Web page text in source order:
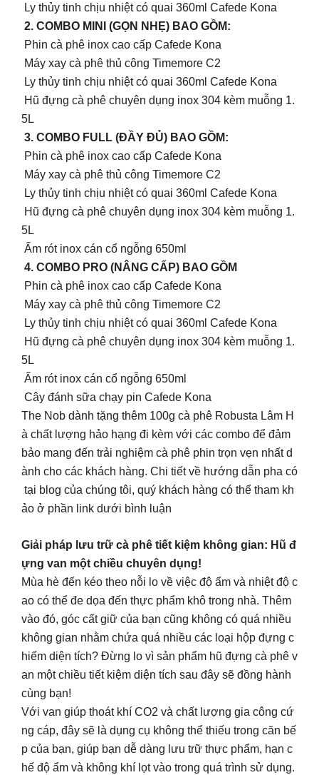
Ly thủy tinh chịu nhiệt có quai 360ml Cafede Kona
2. COMBO MINI (GỌN NHẸ) BAO GỒM:
Phin cà phê inox cao cấp Cafede Kona
Máy xay cà phê thủ công Timemore C2
Ly thủy tinh chịu nhiệt có quai 360ml Cafede Kona
Hũ đựng cà phê chuyên dụng inox 304 kèm muỗng 1.
5L
3. COMBO FULL (ĐẦY ĐỦ) BAO GỒM:
Phin cà phê inox cao cấp Cafede Kona
Máy xay cà phê thủ công Timemore C2
Ly thủy tinh chịu nhiệt có quai 360ml Cafede Kona
Hũ đựng cà phê chuyên dụng inox 304 kèm muỗng 1.
5L
Ấm rót inox cán cổ ngỗng 650ml
4. COMBO PRO (NÂNG CẤP) BAO GỒM
Phin cà phê inox cao cấp Cafede Kona
Máy xay cà phê thủ công Timemore C2
Ly thủy tinh chịu nhiệt có quai 360ml Cafede Kona
Hũ đựng cà phê chuyên dụng inox 304 kèm muỗng 1.
5L
Ấm rót inox cán cổ ngỗng 650ml
Cây đánh sữa chạy pin Cafede Kona
The Nob dành tặng thêm 100g cà phê Robusta Lâm H
à chất lượng hảo hạng đi kèm với các combo để đảm
bảo mang đến trải nghiệm cà phê phin trọn vẹn nhất d
ành cho các khách hàng. Chi tiết về hướng dẫn pha có
tại blog của chúng tôi, quý khách hàng có thể tham kh
ảo ở phần link dưới bình luận
Giải pháp lưu trữ cà phê tiết kiệm không gian: Hũ đ
ựng van một chiều chuyên dụng!
Mùa hè đến kéo theo nỗi lo về việc độ ẩm và nhiệt độ c
ao có thể đe dọa đến thực phẩm khô trong nhà. Thêm
vào đó, góc cất giữ của bạn cũng không có quá nhiều
không gian nhằm chứa quá nhiều các loại hộp đựng c
hiếm diện tích? Đừng lo vì sản phẩm hũ đựng cà phê v
an một chiều tiết kiệm diện tích sau đây sẽ đồng hành
cùng bạn!
Với van giúp thoát khí CO2 và chất lượng gia công cứ
ng cáp, đây sẽ là dụng cụ không thể thiếu trong căn bế
p của bạn, giúp bạn dễ dàng lưu trữ thực phẩm, hạn c
hế độ ẩm và không khí lọt vào trong quá trình sử dụng.